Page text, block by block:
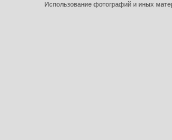
Использование фотографий и иных